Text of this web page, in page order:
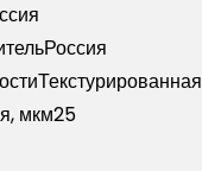
Россия
Текстурированная
мкм25